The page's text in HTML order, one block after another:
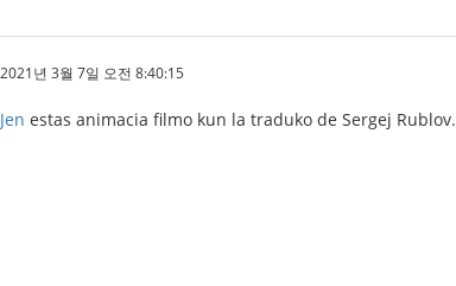
2021년 3월 7일 오전 8:40:15
Jen estas animacia filmo kun la traduko de Sergej Rublov.